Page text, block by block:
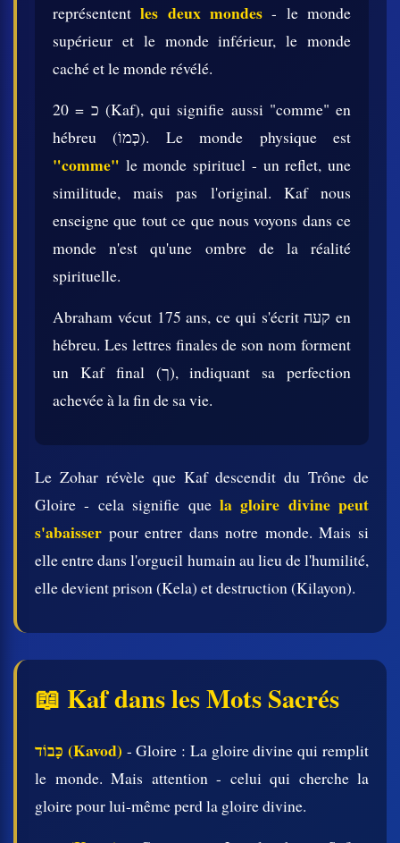
représententles deux mondes - le monde
supérieur et le monde inférieur, le monde
caché et le monde révélé.
20 = כ (Kaf), qui signifie aussi "comme" en
hébreu (כְּמוֹ). Le monde physique est
"comme" le monde spirituel - un reflet, une
similitude, mais pas l'original. Kaf nous
enseigne que tout ce que nous voyons dans ce
monde n'est qu'une ombre de la réalité
spirituelle.
Abraham vécut 175 ans, ce qui s'écrit קעה en
hébreu. Les lettres finales de son nom forment
un Kaf final (ך), indiquant sa perfection
achevée à la fin de sa vie.
Le Zohar révèle que Kaf descendit du Trône de
Gloire - cela signifie que la gloire divine peut
s'abaisser pour entrer dans notre monde. Mais si
elle entre dans l'orgueil humain au lieu de l'humilité,
elle devient prison (Kela) et destruction (Kilayon).
📖 Kaf dans les Mots Sacrés
כָּבוֹד (Kavod) - Gloire : La gloire divine qui remplit
le monde. Mais attention - celui qui cherche la
gloire pour lui-même perd la gloire divine.